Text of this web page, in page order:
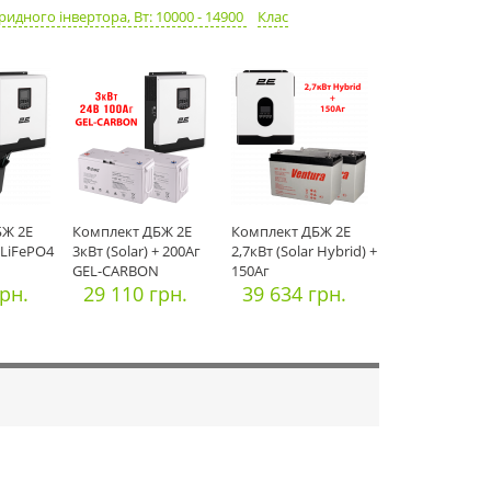
інвертора, Вт: 10000 - 14900
Клас
2E
Комплект ДБЖ 2E
3кВт (Solar) + 200Аг
GEL-CARBON
29 110 грн.
Комплект ДБЖ 2E
2,7кВт (Solar Hybrid) +
150Аг
39 634 грн.